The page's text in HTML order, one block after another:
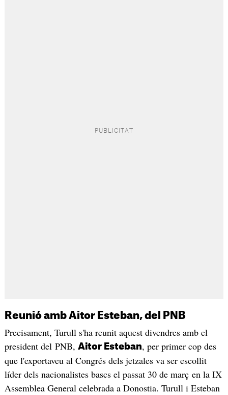
Reunió amb Aitor Esteban, del PNB
Precisament, Turull s'ha reunit aquest divendres amb el
president del PNB, Aitor Esteban, per primer cop des
que l'exportaveu al Congrés dels jetzales va ser escollit
líder dels nacionalistes bascs el passat 30 de març en la IX
Assemblea General celebrada a Donostia. Turull i Esteban